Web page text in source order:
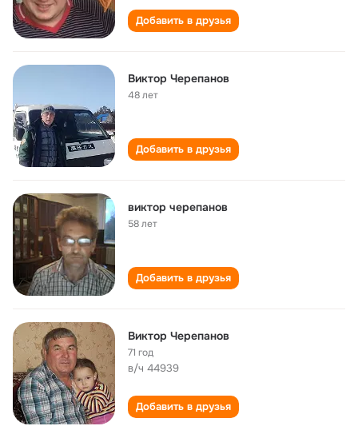
Добавить в друзья
Виктор Черепанов
48 лет
Добавить в друзья
виктор черепанов
58 лет
Добавить в друзья
Виктор Черепанов
71 год
в/ч 44939
Добавить в друзья